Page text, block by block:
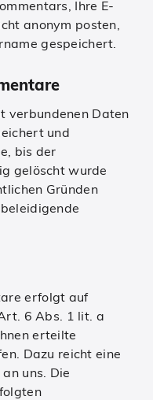
Ihre E-
anonym posten,
gespeichert.
verbundenen Daten
und
bis der
gelöscht wurde
Gründen
erfolgt auf
6 Abs. 1 lit. a
erteilte
Dazu reicht eine
uns. Die